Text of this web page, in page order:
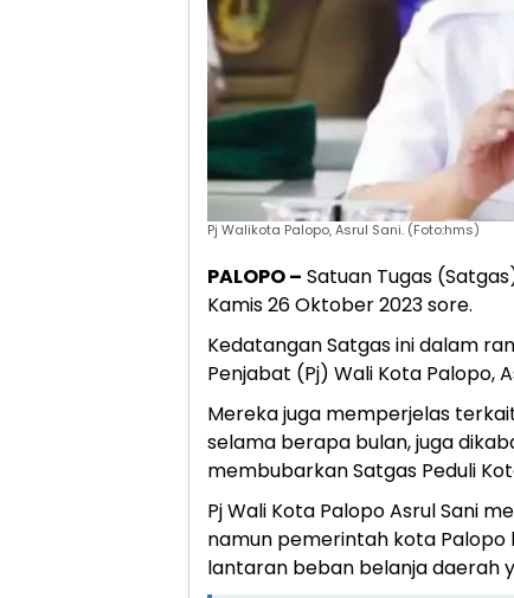
Pj Walikota Palopo, Asrul Sani. (Foto:hms)
PALOPO – Satuan Tugas
Kamis 26 Oktober 2023 sore.
Kedatangan Satgas ini dalam
Penjabat (Pj) Wali Kota Palopo,
Mereka juga memperjelas
selama berapa bulan, juga
membubarkan Satgas Peduli
Pj Wali Kota Palopo Asrul Sani
namun pemerintah kota Palopo
lantaran beban belanja daerah